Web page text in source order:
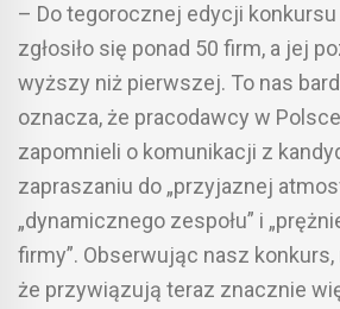
– Do tegorocznej edycji konkursu
zgłosiło się ponad 50 firm, a jej
wyższy niż pierwszej. To nas
oznacza, że pracodawcy w
zapomnieli o komunikacji z
zapraszaniu do „przyjaznej
„dynamicznego zespołu” i
firmy”. Obserwując nasz
że przywiązują teraz znacznie